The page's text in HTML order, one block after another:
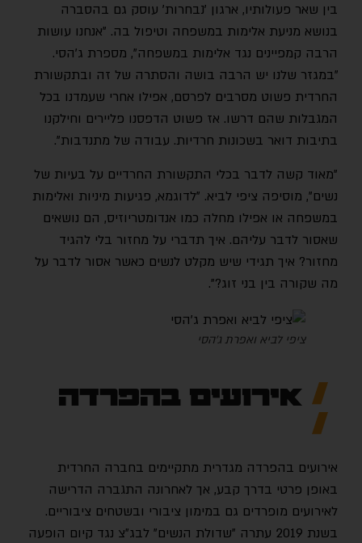
בין שאר פעולותיו, ארגון ׳נבחרות׳ עוסק גם בהסברה
בנושא מניעת אלימות במשפחה וטיפול בה. "אנחנו עושות
הרבה קמפיינים נגד אלימות במשפחה", מספרת ג'הסי.
"במגזר שלנו יש הרבה בושה והסתרה של זה ובתקשורת
החרדית פשוט מסרבים לפרסם, אפילו אחרי שעמדנו בכל
המגבלות שהם דרשו. אז פשוט הדפסנו פליירים וחילקנו
בתיבות דואר בשכונות חרדיות. עבודה של מתנדבות".
"מאוד קשה לדבר בכלי התקשורת החרדיים על בעיות של
נשים", מוסיפה ציפי לביא. "לדוגמא, פגיעות מיניות ואלימות
במשפחה או אפילו מחלה כמו אנדומטריוזיס, הם נושאים
שאסור לדבר עליהם. איך תדברי על מחזור בלי להגיד
מחזור? איך תגידי שיש מקלט לנשים כאשר אסור לדבר על
מה שקורה בין בני זוג?".
ציפי לביא ואפרת ג'הסי
אירועים בהפרדה
אירועים בהפרדה מגדרית מתקיימים בחברה החרדית
באופן פרטי בדרך קבע, אך לאחרונה התגברה הדרישה
לאירועים מופרדים גם במימון ציבורי ובשטחים ציבוריים.
בשנת 2019 עתרה "שדולת הנשים" לבג״צ נגד קיום הופעה